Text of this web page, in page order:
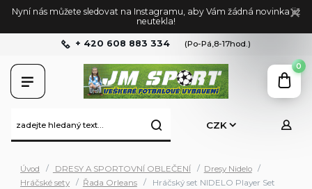
Nyní nás můžete sledovat na Instagramu, aby Vám žádná novinka již
neutekla!
CZK
+ 420 608 883 334 (Po-Pá,8-17hod.)
0
Úvod DRESY A SPORTOVNÍ OBLEČENÍ
Dresy Nidelo
Hráčské sety
Řada Orleans
Hráčský set NIDELO Player Set